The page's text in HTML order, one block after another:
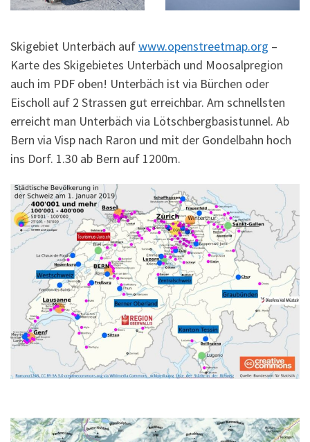
Skigebiet Unterbäch aufwww.openstreetmap.org –
Karte des Skigebietes Unterbäch und Moosalpregion
auch im PDF oben! Unterbäch ist via Bürchen oder
Eischoll auf 2 Strassen gut erreichbar. Am schnellsten
erreicht man Unterbäch via Lötschbergbasistunnel. Ab
Bern via Visp nach Raron und mit der Gondelbahn hoch
ins Dorf. 1.30 ab Bern auf 1200m.